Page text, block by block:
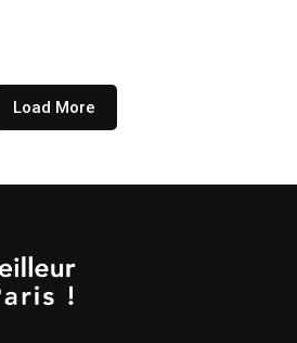
Load More